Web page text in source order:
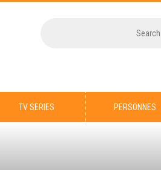
TV SERIES PERSONNES